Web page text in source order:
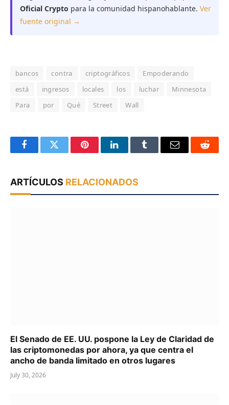
Oficial Crypto para la comunidad hispanohablante. Ver
fuente original →
bancos contra criptográficos
Empoderando
está
ingresos locales los luchar
Minnesota
Para
por Qué Street Wall
FacebookTwitter PinterestLinkedInTumblr Email Reddit
ARTÍCULOS RELACIONADOS
El Senado de EE. UU. pospone la Ley de Claridad de
las criptomonedas por ahora, ya que centra el
ancho de banda limitado en otros lugares
July 30, 2026